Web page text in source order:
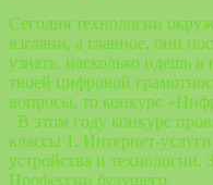
Сегодня технологии
взгляни, а главное, они
узнать, насколько идешь
твоей цифровой
вопросы, то конкурс
В этом году конкурс
классы 1. Интернет-
устройства и технологии.
Профессии будущего.